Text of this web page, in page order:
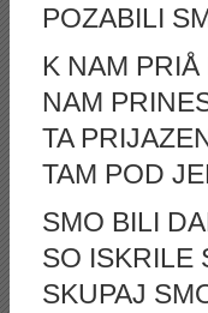
POZABILI
K NAM
NAM
TA
TAM POD
SMO BILI
SO ISKRILE
SKUPAJ